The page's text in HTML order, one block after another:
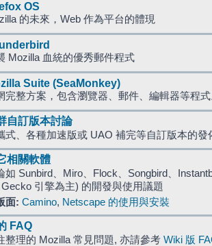
OS
的未來，Web 作為平台的體現
Mozilla 血統的優秀郵件程式
Suite (SeaMonkey)
完整方案，包含瀏覽器、郵件、編輯器等程
自訂版本討論
式、各種加速版或 UAO 補完等自訂版本的發
相關軟體
如 Sunbird、Miro、Flock、Songbird、
Gecko 引擎為主) 的開發與使用議題
面: Camino, Netscape 的使用與安裝
FAQ
整理的 Mozilla 常見問題, 亦請參考 Wiki 版